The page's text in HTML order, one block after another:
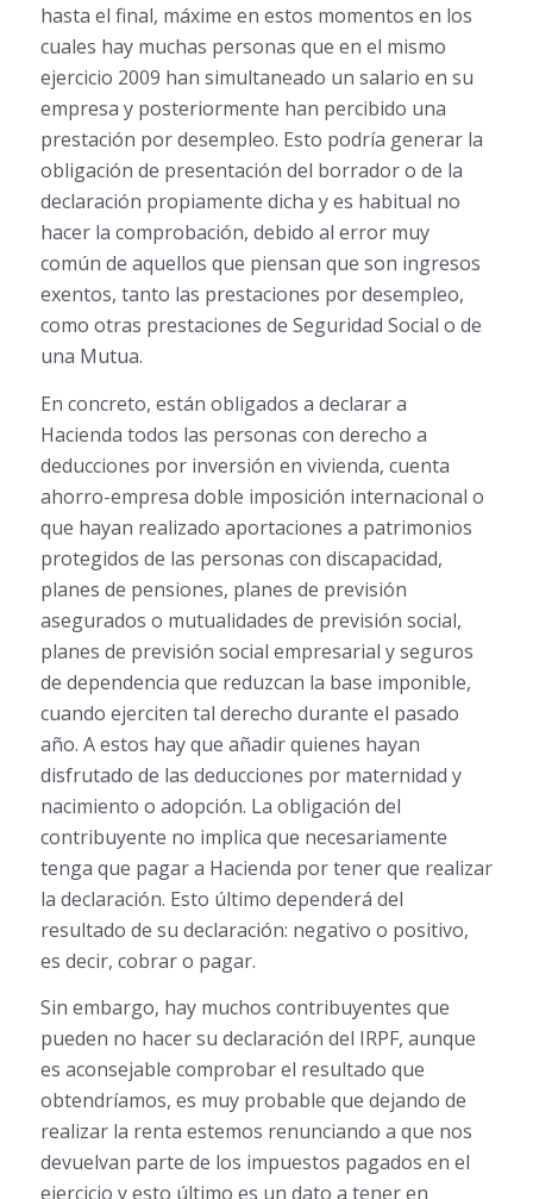
hasta el final, máxime en estos momentos en los
cuales hay muchas personas que en el mismo
ejercicio 2009 han simultaneado un salario en su
empresa y posteriormente han percibido una
prestación por desempleo. Esto podría generar la
obligación de presentación del borrador o de la
declaración propiamente dicha y es habitual no
hacer la comprobación, debido al error muy
común de aquellos que piensan que son ingresos
exentos, tanto las prestaciones por desempleo,
como otras prestaciones de Seguridad Social o de
una Mutua.
En concreto, están obligados a declarar a
Hacienda todos las personas con derecho a
deducciones por inversión en vivienda, cuenta
ahorro-empresa doble imposición internacional o
que hayan realizado aportaciones a patrimonios
protegidos de las personas con discapacidad,
planes de pensiones, planes de previsión
asegurados o mutualidades de previsión social,
planes de previsión social empresarial y seguros
de dependencia que reduzcan la base imponible,
cuando ejerciten tal derecho durante el pasado
año. A estos hay que añadir quienes hayan
disfrutado de las deducciones por maternidad y
nacimiento o adopción. La obligación del
contribuyente no implica que necesariamente
tenga que pagar a Hacienda por tener que realizar
la declaración. Esto último dependerá del
resultado de su declaración: negativo o positivo,
es decir, cobrar o pagar.
Sin embargo, hay muchos contribuyentes que
pueden no hacer su declaración del IRPF, aunque
es aconsejable comprobar el resultado que
obtendríamos, es muy probable que dejando de
realizar la renta estemos renunciando a que nos
devuelvan parte de los impuestos pagados en el
ejercicio y esto último es un dato a tener en